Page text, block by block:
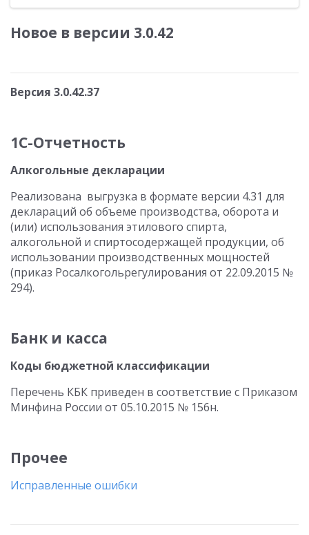
Новое в версии 3.0.42
Версия 3.0.42.37
1С-Отчетность
Алкогольные декларации
Реализована выгрузка в формате версии 4.31 для
деклараций об объеме производства, оборота и
(или) использования этилового спирта,
алкогольной и спиртосодержащей продукции, об
использовании производственных мощностей
(приказ Росалкогольрегулирования от 22.09.2015 №
294).
Банк и касса
Коды бюджетной классификации
Перечень КБК приведен в соответствие с Приказом
Минфина России от 05.10.2015 № 156н.
Прочее
Исправленные ошибки